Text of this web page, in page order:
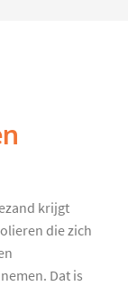
krijgt
die zich
Dat is